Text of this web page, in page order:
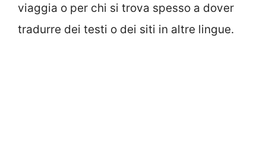
viaggia o per chi si trova spesso a dover
tradurre dei testi o dei siti in altre lingue.